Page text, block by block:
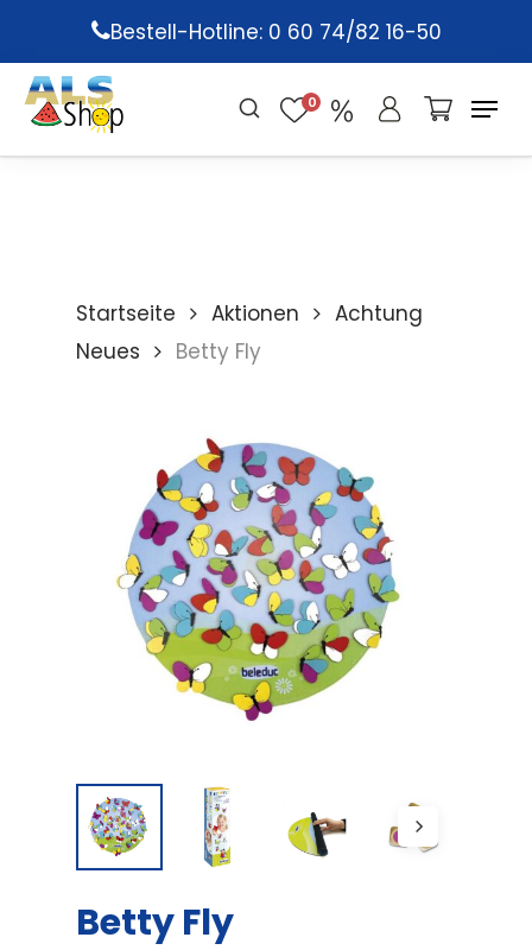
main
content
Bestell-Hotline: 0 60 74/82 16-50
0
Startseite Aktionen
Achtung
Neues
Betty Fly
Betty Fly